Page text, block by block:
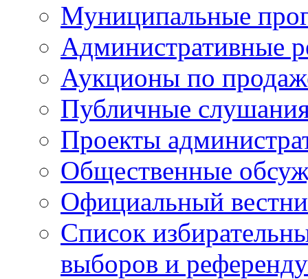
Муниципальные
Административные
Аукционы по
Публичные
Проекты
Общественные
Официальный
Список
выборов и